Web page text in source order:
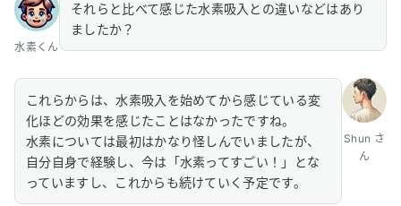
水素くん
それらと比べて感じた水素吸入との違いなどはあり
ましたか？
Shun さ
ん
これらからは、水素吸入を始めてから感じている変
化ほどの効果を感じたことはなかったですね。
水素については最初はかなり怪しんでいましたが、
自分自身で経験し、今は「水素ってすごい！」とな
っていますし、これからも続けていく予定です。